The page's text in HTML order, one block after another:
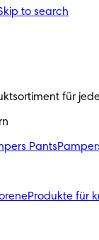
to search
für
Pants
Produkte für